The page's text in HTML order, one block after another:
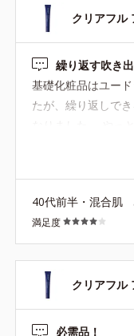
クリアフル
繰り返す吹き
基礎化粧品はユー
たが、繰り返しで
粧品をクリアフル
口に肌状態をご相
顎周りはこちらの
ドバイスいただき
に、サンプルで使
朝晩、化粧水のあ
商品をつけていま
落ち着く感じにな
40代前半・混合肌
満足度
クリアフル
必需品！